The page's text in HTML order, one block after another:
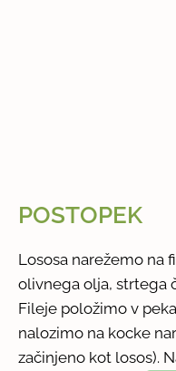
POSTOPEK
Lososa narežemo na
olivnega olja, strtega
Fileje položimo v
nalozimo na kocke
začinjeno kot losos).